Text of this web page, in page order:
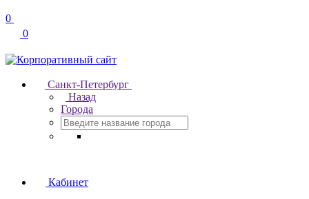
0
0
Санкт-Петербург
Назад
Города
Кабинет